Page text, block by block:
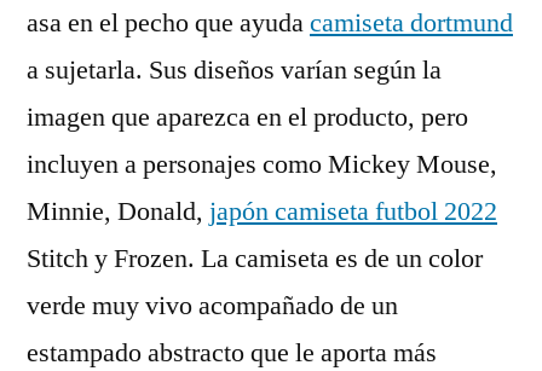
asa en el pecho que ayudacamiseta dortmund
a sujetarla. Sus diseños varían según la
imagen que aparezca en el producto, pero
incluyen a personajes como Mickey Mouse,
Minnie, Donald, japón camiseta futbol 2022
Stitch y Frozen. La camiseta es de un color
verde muy vivo acompañado de un
estampado abstracto que le aporta más